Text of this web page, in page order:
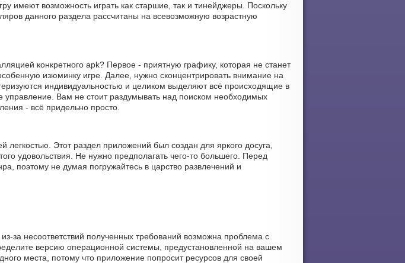
имеют возможность играть как старшие, так и тинейджеры. Поскольку
данного раздела рассчитаны на всевозможную возрастную
конкретного apk? Первое - приятную графику, которая не станет
изюминку игре. Далее, нужно сконцентрировать внимание на
индивидуальностью и целиком выделяют всё происходящие в
управление. Вам не стоит раздумывать над поиском необходимых
- всё придельно просто.
легкостью. Этот раздел приложений был создан для яркого досуга,
удовольствия. Не нужно предполагать чего-то большего. Перед
поэтому не думая погружайтесь в царство развлечений и
за несоответствий полученных требований возможна проблема с
версию операционной системы, предустановленной на вашем
места, потому что приложение попросит ресурсов для своей